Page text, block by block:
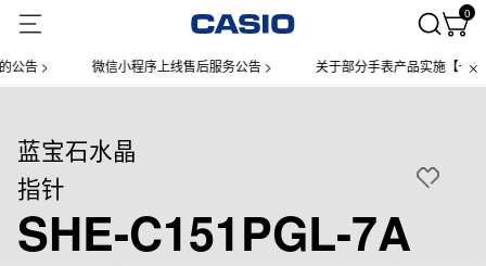
0
告 > 微信小程序上线售后服务公告 > 关于部分手表产品实施【一物一
蓝宝石水晶
指针
SHE-C151PGL-7A